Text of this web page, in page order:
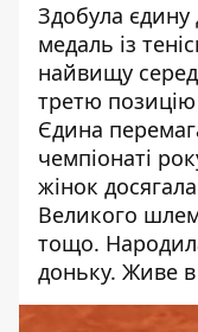
Здобула єдину
медаль із
найвищу серед
третю позицію
Єдина
чемпіонаті
жінок досягала
Великого
тощо.
доньку. Живе